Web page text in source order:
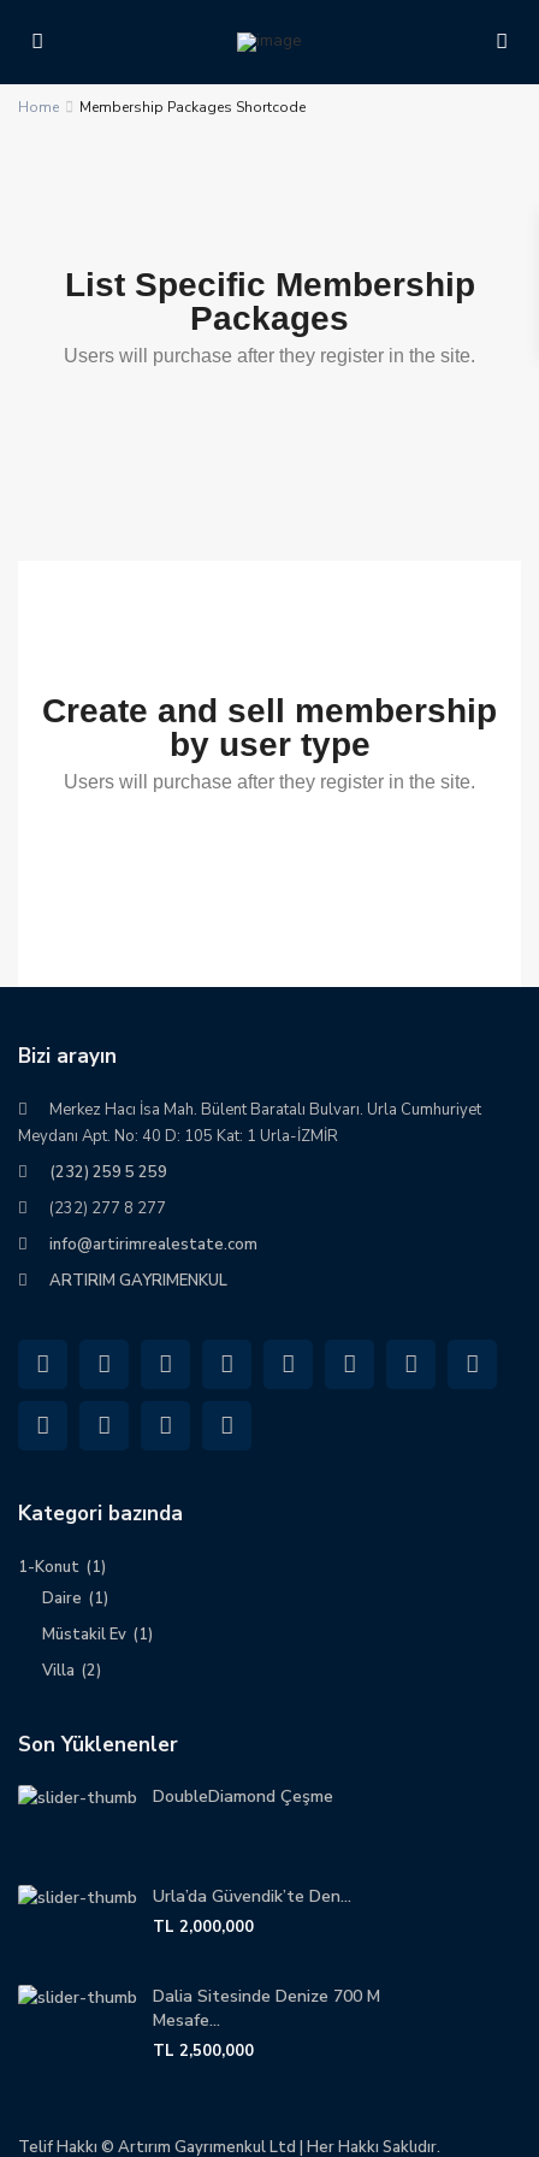
Home Membership Packages Shortcode
List Specific Membership
Packages
Users will purchase after they register in the site.
Create and sell membership
by user type
Users will purchase after they register in the site.
Bizi arayın
Merkez Hacı İsa Mah. Bülent Baratalı Bulvarı. Urla Cumhuriyet
Meydanı Apt. No: 40 D: 105 Kat: 1 Urla-İZMİR
(232) 259 5 259
(232) 277 8 277
info@artirimrealestate.com
ARTIRIM GAYRIMENKUL
Kategori bazında
1-Konut (1)
Daire (1)
Müstakil Ev (1)
Villa (2)
Son Yüklenenler
DoubleDiamond Çeşme
Urla’da Güvendik’te Den...
TL 2,000,000
Dalia Sitesinde Denize 700 M
Mesafe...
TL 2,500,000
Telif Hakkı © Artırım Gayrımenkul Ltd | Her Hakkı Saklıdır.